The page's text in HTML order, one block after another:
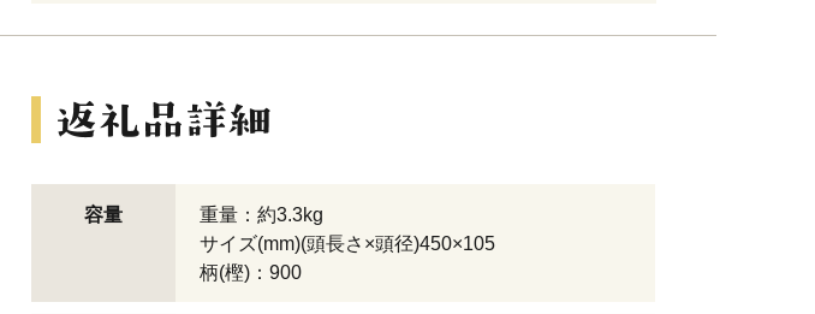
容量
重量：約3.3kg
サイズ(mm)(頭長さ×頭径)450×105
柄(樫)：900